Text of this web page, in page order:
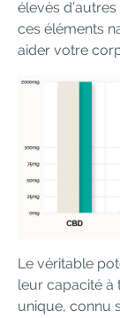
élevés
ces éléments
aider votre
Le véritable
leur capacité à
unique, connu